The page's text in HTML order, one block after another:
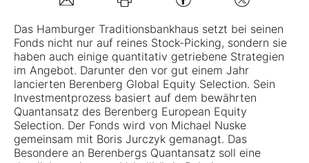
Folgen Sie uns
Kontakt
Das Hamburger Traditionsbankhaus setzt bei seinen
Fonds nicht nur auf reines Stock-Picking, sondern sie
haben auch einige quantitativ getriebene Strategien
im Angebot. Darunter den vor gut einem Jahr
lancierten Berenberg Global Equity Selection. Sein
Investmentprozess basiert auf dem bewährten
Quantansatz des Berenberg European Equity
Selection. Der Fonds wird von Michael Nuske
gemeinsam mit Boris Jurczyk gemanagt. Das
Besondere an Berenbergs Quantansatz soll eine